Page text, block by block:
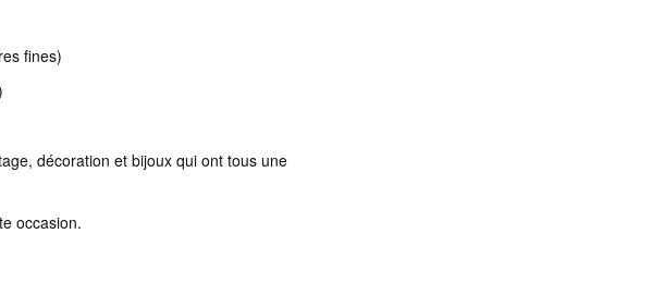
fines)
décoration et bijoux qui ont tous une
occasion.